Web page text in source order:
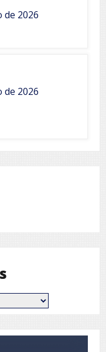
de 2026
de 2026